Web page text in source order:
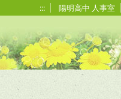
::: 陽明高中 人事室